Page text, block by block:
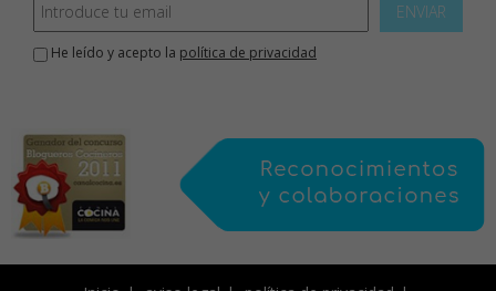
ENVIAR
He leído y acepto la política de privacidad